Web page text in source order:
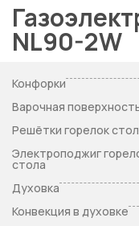
NL90-2W
Конфорки
Варочная
Решётки горелок
Электроподжиг
стола
Духовка
Конвекция в духовке